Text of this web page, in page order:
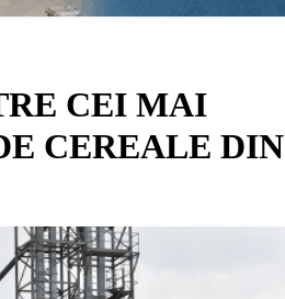
CEI MAI
CEREALE DIN